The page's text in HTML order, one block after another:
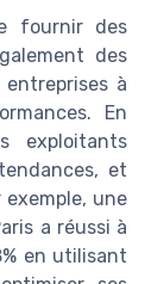
fournir des
des
à
En
exploitants
et
exemple, une
a réussi à
en utilisant